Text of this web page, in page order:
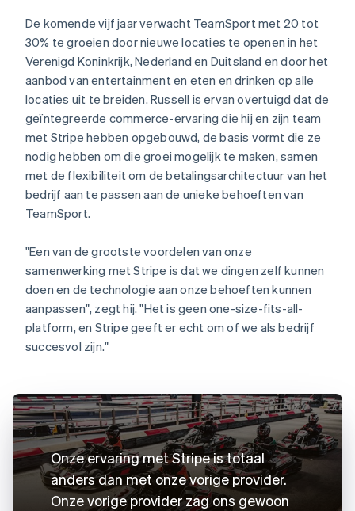
De komende vijf jaar verwacht TeamSport met 20 tot
30% te groeien door nieuwe locaties te openen in het
Verenigd Koninkrijk, Nederland en Duitsland en door het
aanbod van entertainment en eten en drinken op alle
locaties uit te breiden. Russell is ervan overtuigd dat de
geïntegreerde commerce-ervaring die hij en zijn team
met Stripe hebben opgebouwd, de basis vormt die ze
nodig hebben om die groei mogelijk te maken, samen
met de flexibiliteit om de betalingsarchitectuur van het
bedrijf aan te passen aan de unieke behoeften van
TeamSport.
"Een van de grootste voordelen van onze
samenwerking met Stripe is dat we dingen zelf kunnen
doen en de technologie aan onze behoeften kunnen
aanpassen", zegt hij. "Het is geen one-size-fits-all-
platform, en Stripe geeft er echt om of we als bedrijf
succesvol zijn."
Onze ervaring met Stripe is totaal
anders dan met onze vorige provider.
Onze vorige provider zag ons gewoon